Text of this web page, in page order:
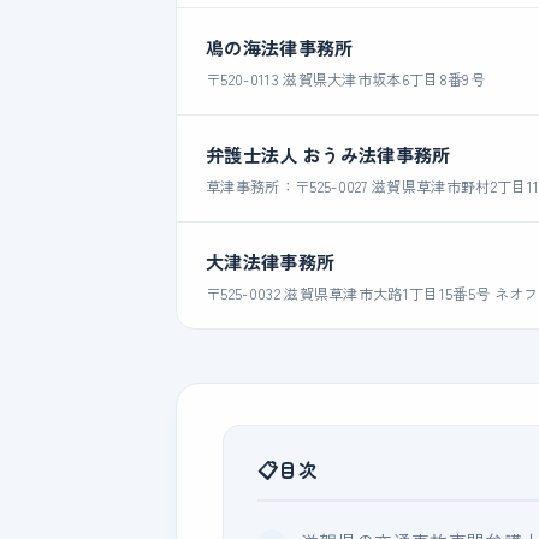
鳰の海法律事務所
〒520-0113 滋賀県大津市坂本6丁目8番9号
弁護士法人 おうみ法律事務所
草津事務所：〒525-0027 滋賀県草津市野村2丁目
大津法律事務所
〒525-0032 滋賀県草津市大路1丁目15番5号 ネオ
目次